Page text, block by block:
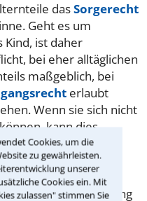
Cookies, um die
zu gewährleisten.
unserer
Cookies ein. Mit
zulassen" stimmen Sie
dasSorgerecht
Geht es um
Kind, ist daher
bei eher alltäglichen
maßgeblich, bei
erlaubt
Wenn sie sich nicht
kann dies
nicht selbst mit den
ihnenUnterhaltzu
ihrem Alter und
Fragen zum Umgang